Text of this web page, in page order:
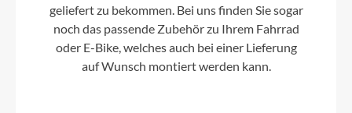
Motor
Bosch PERFORMANCE CX Gen.4 smart system -
25km/h / 85Nm
geliefert zu bekommen. Bei uns finden Sie sogar
noch das passende Zubehör zu Ihrem Fahrrad
oder E-Bike, welches auch bei einer Lieferung
auf Wunsch montiert werden kann.